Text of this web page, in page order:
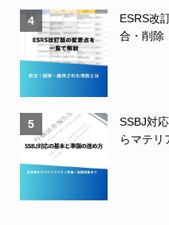
4
ESRS改
合・削除
5
SSBJ対
らマテリ